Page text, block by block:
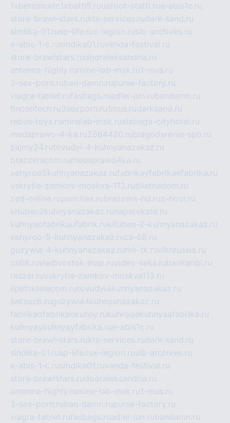
1xbeticricetc1xbetti5.ruuafoot-statti.rue-abis1c.ru
store-brawl-stars.rukts-services.rudark-sand.ru
sindika-01.rusp-life.rux-legion.rusib-archives.ru
e-abis-1-c.rusindika01.ruvenda-festival.ru
store-brawlstars.rudooraleksandria.ru
antenna-highly.ru mine-lab-msk.ru1-mus.ru
3-sex-porn.ruban-damn.rupurse-factory.ru
viagra-tablet.rufasbags.ruadler-jun.rubandamn.ru
fincontech.ru3sexporn.ru1mus.rudarksand.ru
rebus-toys.ru minelab-msk.rualabuga-cityhotel.ru
medsprawo-4-ka.ru2864420.rublagodarenie-spb.ru
zajmy24.rutovudyi-4-kuhnyanazakaz.ru
brazzerscom.ru medsprawo4ka.ru
xehyroo5kuhnyanazakaz.rufabrikayfabrikaefabrika.ru
vskrytie-zamkov-moskva-113.rubiletnadom.ru
zed-online.rupimchax.rubrazzers-hd.ruz-host.ru
kitubeu2kuhnyanazakaz.ru naperekate.ru
kuhnyaofabrikaufabrik.rukitubeu-2-kuhnyanazakaz.ru
xehyroo-5-kuhnyanazakaz.rucs-68.ru
guzywia-4-kuhnyanazakaz.ru mir-tk.ruvlknrussia.ru
cs68.ruvladivostok-map.ruvideo-seks.rubankaribi.ru
raszar.ruvskrytie-zamkov-moskva113.ru
lipetsktelecom.rutovudyi4kuhnyanazakaz.ru
seksuzb.ruguzywia4kuhnyanazakaz.ru
fabrikaofabrikaokuhny.rukuhnyaekuhnyaafabrika.ru
kuhnyaykuhnyayfabrika.rue-abis1c.ru
store-brawl-stars.rukts-services.rudark-sand.ru
sindika-01.rusp-life.rux-legion.rusib-archives.ru
e-abis-1-c.rusindika01.ruvenda-festival.ru
store-brawlstars.rudooraleksandria.ru
antenna-highly.ru mine-lab-msk.ru1-mus.ru
3-sex-porn.ruban-damn.rupurse-factory.ru
viagra-tablet.rufasbags.ruadler-jun.rubandamn.ru